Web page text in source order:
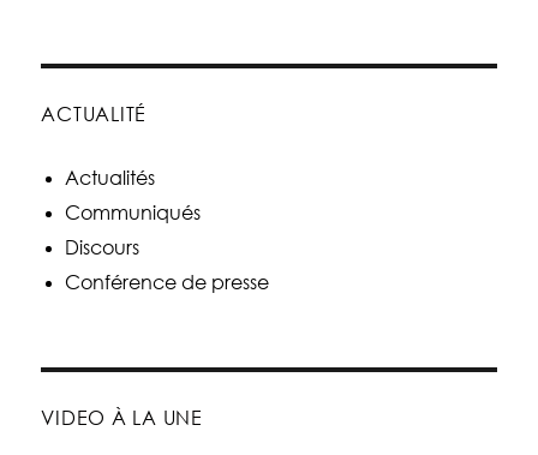
ACTUALITÉ
Actualités
Communiqués
Discours
Conférence de presse
VIDEO À LA UNE